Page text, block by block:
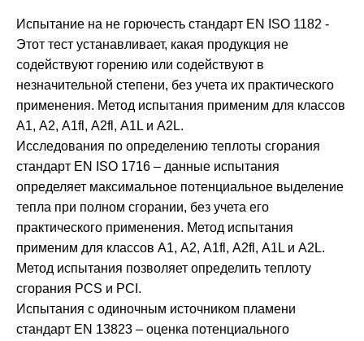
Испытание на не горючесть стандарт ЕN ISО 1182 -
Этот тест устанавливает, какая продукция не
содействуют горению или содействуют в
незначительной степени, без учета их практического
применения. Метод испытания применим для классов
А1, А2, А1fl, А2fl, А1L и А2L.
Исследования по определению теплоты сгорания
стандарт ЕN ISО 1716 – данные испытания
определяет максимальное потенциальное выделение
тепла при полном сгорании, без учета его
практического применения. Метод испытания
применим для классов А1, А2, А1fl, А2fl, А1L и А2L.
Метод испытания позволяет определить теплоту
сгорания PCS и PCI.
Испытания с одиночным источником пламени
стандарт ЕN 13823 – оценка потенциального